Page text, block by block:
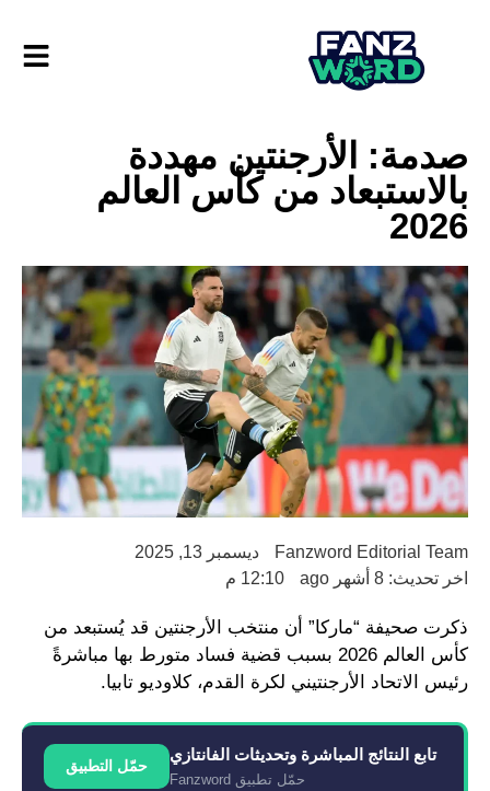
صدمة: الأرجنتين مهددة
بالاستبعاد من كأس العالم
2026
Fanzword Editorial Team
ديسمبر 13, 2025
اخر تحديث: 8 أشهر ago
12:10 م
ذكرت صحيفة “ماركا” أن منتخب الأرجنتين قد يُستبعد من
كأس العالم 2026 بسبب قضية فساد متورط بها مباشرةً
رئيس الاتحاد الأرجنتيني لكرة القدم، كلاوديو تابيا.
تابع النتائج المباشرة وتحديثات الفانتازي
حمّل تطبيق Fanzword
حمّل التطبيق